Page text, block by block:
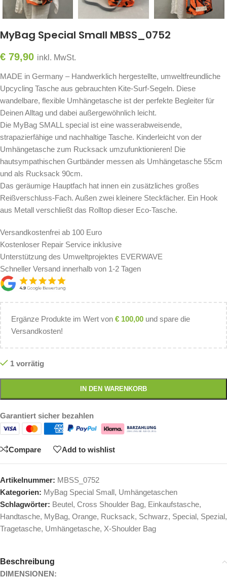
MyBag Special Small MBSS_0752
€ 79,90 inkl. MwSt.
MADE in Germany – Handwerklich hergestellte, umweltfreundliche
Upcycling Tasche aus gebrauchten Kite-Surf-Segeln. Diese
wandelbare, flexible Umhängetasche ist der perfekte Begleiter für
Deinen Alltag und dabei außergewöhnlich leicht.
Die MyBag SMALL special ist eine wasserabweisende,
strapazierfähige und nachhaltige Tasche. Kinderleicht von der
Umhängetasche zum Rucksack umzufunktionieren! Die
hautsympathischen Gurtbänder messen als Umhängetasche 55cm
und als Rucksack 90cm.
Das geräumige Hauptfach hat innen ein zusätzliches großes
Reißverschluss-Fach. Außen zwei kleinere Steckfächer. Ein Hook
aus Metall verschließt das Rolltop dieser Eco-Tasche.
Versandkostenfrei ab 100 Euro
Kostenloser Repair Service inklusive
Unterstützung des Umweltprojektes EVERWAVE
Schneller Versand innerhalb von 1-2 Tagen
Ergänze Produkte im Wert von € 100,00 und spare die
Versandkosten!
1 vorrätig
IN DEN WARENKORB
Garantiert sicher bezahlen
Compare Add to wishlist
Artikelnummer: MBSS_0752
Kategorien: MyBag Special Small, Umhängetaschen
Schlagwörter: Beutel, Cross Shoulder Bag, Einkaufstasche,
Handtasche, MyBag, Orange, Rucksack, Schwarz, Special, Spezial,
Tragetasche, Umhängetasche, X-Shoulder Bag
Beschreibung
DIMENSIONEN: